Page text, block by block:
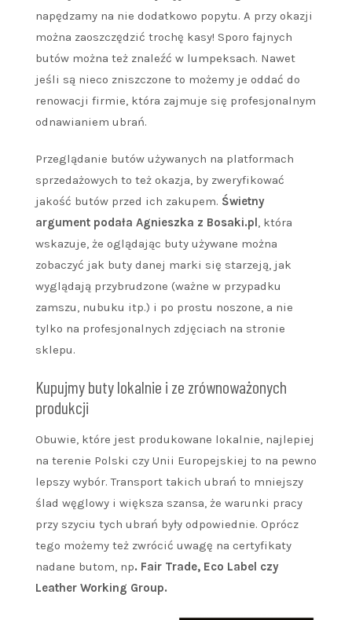
napędzamy na nie dodatkowo popytu. A przy okazji
można zaoszczędzić trochę kasy! Sporo fajnych
butów można też znaleźć w lumpeksach. Nawet
jeśli są nieco zniszczone to możemy je oddać do
renowacji firmie, która zajmuje się profesjonalnym
odnawianiem ubrań.
Przeglądanie butów używanych na platformach
sprzedażowych to też okazja, by zweryfikować
jakość butów przed ich zakupem. Świetny
argument podała Agnieszka z Bosaki.pl, która
wskazuje, że oglądając buty używane można
zobaczyć jak buty danej marki się starzeją, jak
wyglądają przybrudzone (ważne w przypadku
zamszu, nubuku itp.) i po prostu noszone, a nie
tylko na profesjonalnych zdjęciach na stronie
sklepu.
Kupujmy buty lokalnie i ze zrównoważonych
produkcji
Obuwie, które jest produkowane lokalnie, najlepiej
na terenie Polski czy Unii Europejskiej to na pewno
lepszy wybór. Transport takich ubrań to mniejszy
ślad węglowy i większa szansa, że warunki pracy
przy szyciu tych ubrań były odpowiednie. Oprócz
tego możemy też zwrócić uwagę na certyfikaty
nadane butom, np. Fair Trade, Eco Label czy
Leather Working Group.